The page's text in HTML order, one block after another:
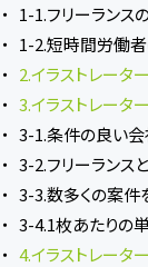
1-1.フリーランス
1-2.短時間労働者
2.イラストレータ
3.イラストレータ
3-1.条件の良い
3-2.フリーランス
3-3.数多くの案件
3-4.1枚あたりの
4.イラストレータ